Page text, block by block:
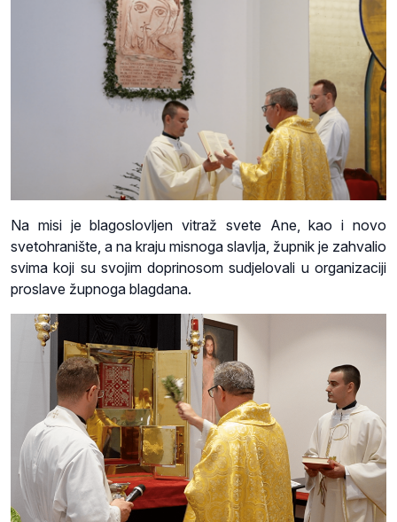
Na misi je blagoslovljen vitraž svete Ane, kao i novo
svetohranište, a na kraju misnoga slavlja, župnik je zahvalio
svima koji su svojim doprinosom sudjelovali u organizaciji
proslave župnoga blagdana.